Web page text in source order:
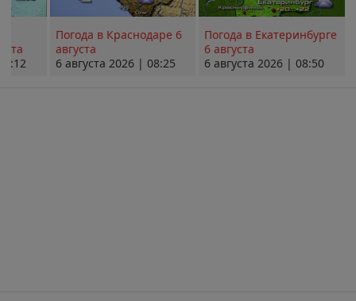
Погода в Краснодаре 6
августа
6 августа 2026 | 08:25
Погода в Екатеринбурге
6 августа
6 августа 2026 | 08:50